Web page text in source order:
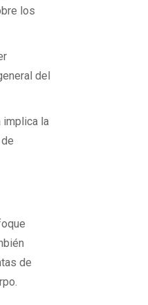
los
del
implica la
de